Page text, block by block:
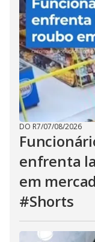
DO R7/07/08/2026
enfrenta
em
#Shorts